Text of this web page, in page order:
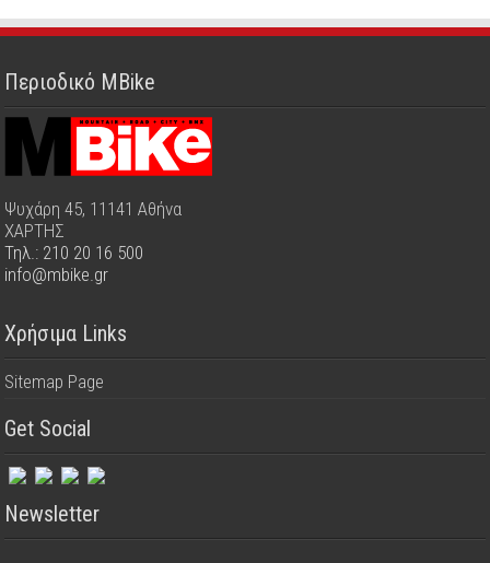
Περιοδικό MBike
Ψυχάρη 45, 11141 Αθήνα
ΧΑΡΤΗΣ
Τηλ.: 210 20 16 500
info@mbike.gr
Χρήσιμα Links
Sitemap Page
Get Social
Newsletter